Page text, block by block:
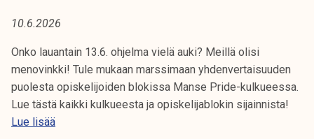
k
k
e
a
M
A
R
10.6.2026
Onko lauantain 13.6. ohjelma vielä auki? Meillä olisi
menovinkki! Tule mukaan marssimaan yhdenvertaisuuden
puolesta opiskelijoiden blokissa Manse Pride-kulkueessa.
Lue tästä kaikki kulkueesta ja opiskelijablokin sijainnista!
Lue lisääO